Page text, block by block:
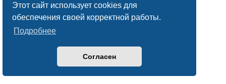
Этот сайт использует cookies для
обеспечения своей корректной работы.
Подробнее
Согласен